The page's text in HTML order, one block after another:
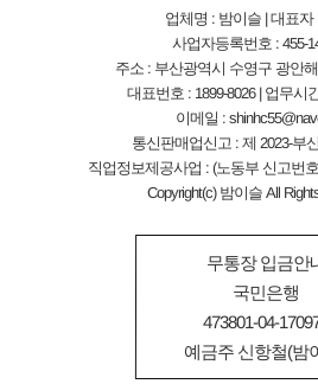
업체명 : 밤이슬 | 대표자
사업자등록번호 : 455-
주소 : 부산광역시 수영구 광안
대표번호 : 1899-8026 | 업무시
이메일 :
통신판매업신고 : 제 2023-부
직업정보제공사업 : (노동부 신고번
Copyright(c) 밤이슬 All
무통장 입금안
국민은행
473801-04-
예금주 신항철(밤